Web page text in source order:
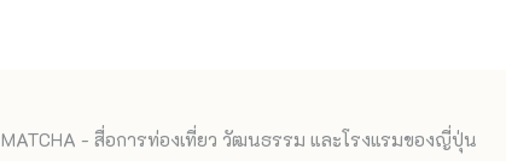
MATCHA - สื่อการท่องเที่ยว วัฒนธรรม และโรงแรมของญี่ปุ่น